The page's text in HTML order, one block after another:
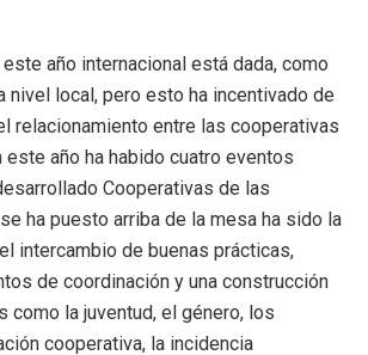
año internacional está dada, como
nivel local, pero esto ha incentivado de
relacionamiento entre las cooperativas
este año ha habido cuatro eventos
Cooperativas de las
ha puesto arriba de la mesa ha sido la
intercambio de buenas prácticas,
de coordinación y una construcción
como la juventud, el género, los
cooperativa, la incidencia